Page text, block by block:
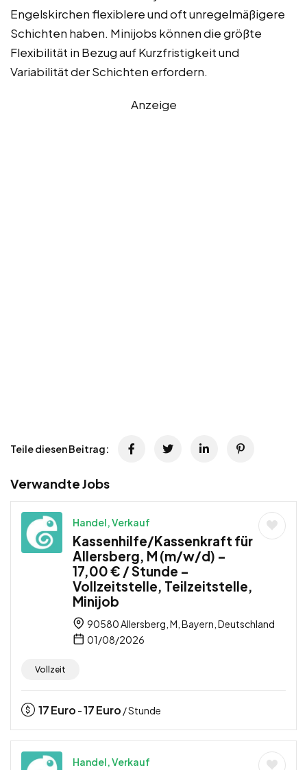
Engelskirchen flexiblere und oft unregelmäßigere
Schichten haben. Minijobs können die größte
Flexibilität in Bezug auf Kurzfristigkeit und
Variabilität der Schichten erfordern.
Anzeige
Teile diesen Beitrag:
Verwandte Jobs
Handel, Verkauf
Kassenhilfe/Kassenkraft für
Allersberg, M (m/w/d) –
17,00 € / Stunde –
Vollzeitstelle, Teilzeitstelle,
Minijob
90580 Allersberg, M, Bayern, Deutschland
01/08/2026
Vollzeit
17Euro -17Euro / Stunde
Handel, Verkauf